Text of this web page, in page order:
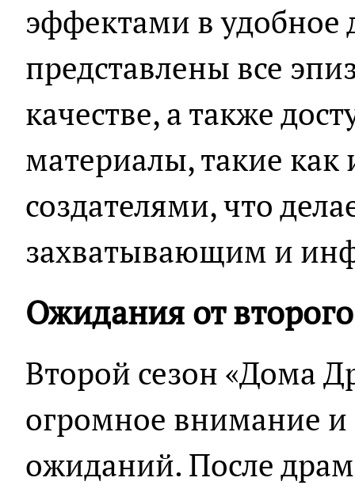
эффектами в удобное
представлены все
качестве, а также
материалы, такие
создателями, что
захватывающим и
Ожидания от
Второй сезон «Дома
огромное внимание
ожиданий. После